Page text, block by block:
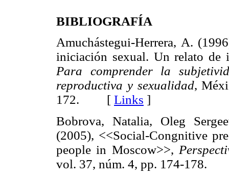
BIBLIOGRAFÍA
Amuchástegui-Herrera, A.
iniciación sexual. Un relato de
Para comprender la
reproductiva y sexualidad,
172. [ Links ]
Bobrova, Natalia, Oleg
(2005), <<Social-Congnitive
people in Moscow>>,
vol. 37, núm. 4, pp. 174-